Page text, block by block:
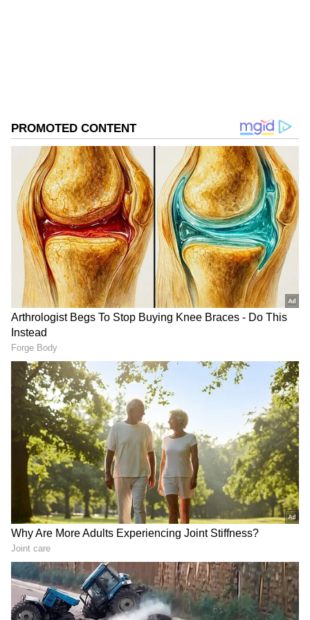
మరో వైపు జపాన్ లో ఆర్ ఆర్ ఆర్ వసూళ్ల వర్షం
కురిపిస్తుంది. నాలుగు వారాల్లో ఈ మూవీ 250 మిలియన్
జపాన్ యెన్స్ వసూలు చేసింది. ఈ మార్క్ చేరుకోవడానికి
బాహుబలి 2 చిత్రానికి ముప్పైకి పైగా వారాల సమయం
పట్టింది. ఈ ఈనేపథ్యంలో రజినీకాంత్ ముత్తు, ప్రభాస్
బాహుబలి 2 చిత్రాల రికార్డ్స్ బ్రేక్ చేయడం ఖాయంగా
కనిపిస్తుంది. జపాన్ లో మూవీస్ కి లాంగ్ రన్ ఉంటుంది.
కాబట్టి ముత్తు పేరిట ఉన్న హైయెస్ట్ ఇండియన్ మూవీ
వసూళ్లు 400 మిలియన్ యెన్స్ ని ఆర్ ఆర్ ఆర్
అధిగమించవచ్చు.
DOWNLOAD APP
RECOMMENDED STORIES